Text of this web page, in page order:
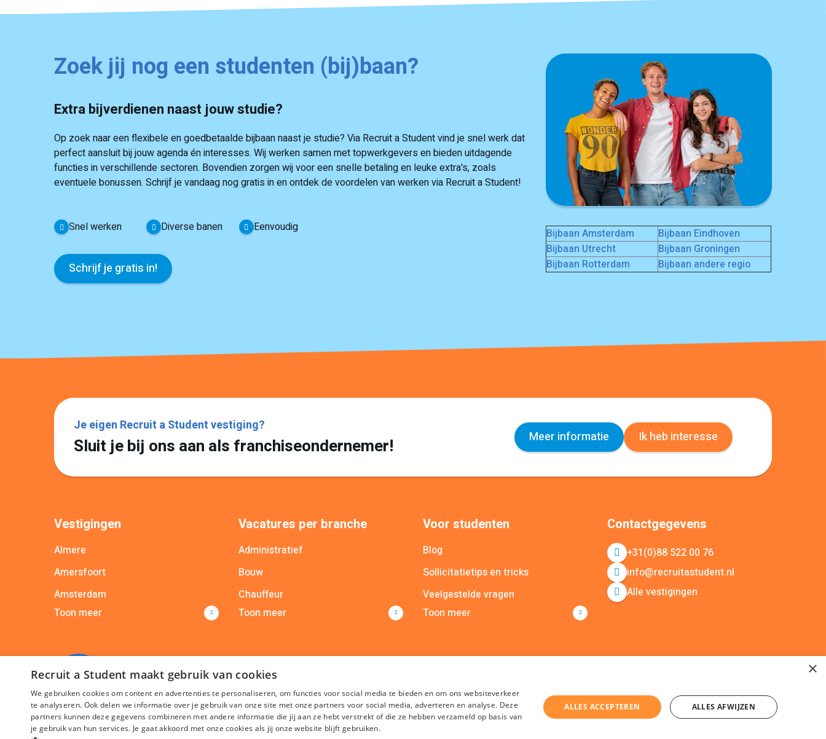
Zoek jij nog een studenten (bij)baan?
Extra bijverdienen naast jouw studie?
Op zoek naar een flexibele en goedbetaalde bijbaan naast je studie? Via Recruit a Student vind je snel werk dat
perfect aansluit bij jouw agenda én interesses. Wij werken samen met topwerkgevers en bieden uitdagende
functies in verschillende sectoren. Bovendien zorgen wij voor een snelle betaling en leuke extra's, zoals
eventuele bonussen. Schrijf je vandaag nog gratis in en ontdek de voordelen van werken via Recruit a Student!
Snel werken Diverse banen Eenvoudig
Schrijf je gratis in!
Bijbaan Amsterdam
Bijbaan Eindhoven
Bijbaan Utrecht
Bijbaan Groningen
Bijbaan Rotterdam
Bijbaan andere regio
Je eigen Recruit a Student vestiging?
Sluit je bij ons aan als franchiseondernemer! Meer informatie Ik heb interesse
Vestigingen
Almere
Amersfoort
Amsterdam
Apeldoorn
Breda
Bekijk alle vestigingen
Toon meer
Vacatures per branche
Administratief
Bouw
Chauffeur
Commercieel
Bekijk alle branches
Toon meer
Voor studenten
Blog
Sollicitatietips en tricks
Veelgestelde vragen
MY Recruit app
Toon meer
Contactgegevens
+31(0)88 522 00 76
info@recruitastudent.nl
Alle vestigingen
Algemene voorwaarden
×
Recruit a Student maakt gebruik van cookies
We gebruiken cookies om content en advertenties te personaliseren, om functies voor social media te bieden en om ons websiteverkeer
te analyseren. Ook delen we informatie over je gebruik van onze site met onze partners voor social media, adverteren en analyse. Deze
partners kunnen deze gegevens combineren met andere informatie die jij aan ze hebt verstrekt of die ze hebben verzameld op basis van
je gebruik van hun services. Je gaat akkoord met onze cookies als jij onze website blijft gebruiken.
ALLES ACCEPTEREN ALLES AFWIJZEN